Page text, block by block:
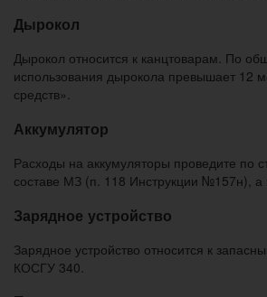
Дырокол
Дырокол относится к канцтоварам. По
использования дырокола превышает 12
средств».
Аккумулятор
Расходы на аккумуляторы проведите по
составе МЗ (п. 118 Инструкции №157н),
Зарядное устройство
Зарядное устройство относится к
КОСГУ 340.